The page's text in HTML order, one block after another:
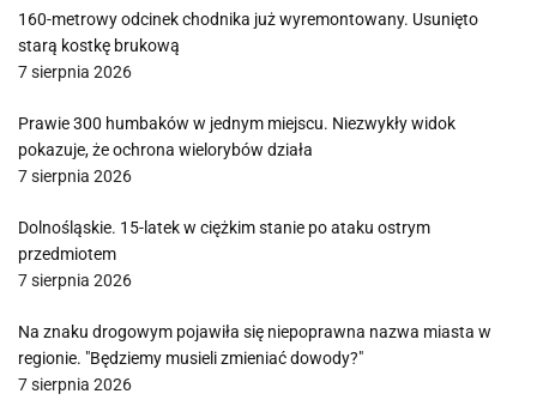
160-metrowy odcinek chodnika już wyremontowany. Usunięto
starą kostkę brukową
7 sierpnia 2026
Prawie 300 humbaków w jednym miejscu. Niezwykły widok
pokazuje, że ochrona wielorybów działa
7 sierpnia 2026
Dolnośląskie. 15-latek w ciężkim stanie po ataku ostrym
przedmiotem
7 sierpnia 2026
Na znaku drogowym pojawiła się niepoprawna nazwa miasta w
regionie. "Będziemy musieli zmieniać dowody?"
7 sierpnia 2026